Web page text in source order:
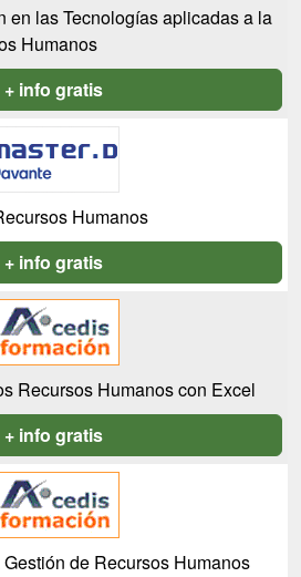
en las Tecnologías aplicadas a la
Humanos
+ info gratis
Humanos
+ info gratis
Recursos Humanos con Excel
+ info gratis
de Recursos Humanos